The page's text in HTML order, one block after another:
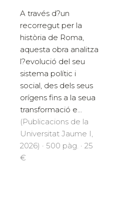
A través d?un
recorregut per la
història de Roma,
aquesta obra analitza
l?evolució del seu
sistema polític i
social, des dels seus
orígens fins a la seua
transformació e...
(Publicacions de la
Universitat Jaume I,
2026) · 500 pàg. · 25
€